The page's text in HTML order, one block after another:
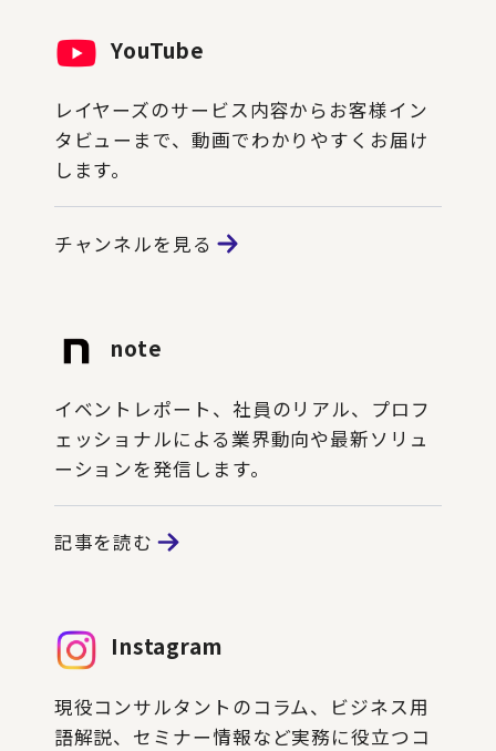
YouTube
レイヤーズのサービス内容からお客様イン
タビューまで、動画でわかりやすくお届け
します。
チャンネルを見る
note
イベントレポート、社員のリアル、プロフ
ェッショナルによる業界動向や最新ソリュ
ーションを発信します。
記事を読む
Instagram
現役コンサルタントのコラム、ビジネス用
語解説、セミナー情報など実務に役立つコ